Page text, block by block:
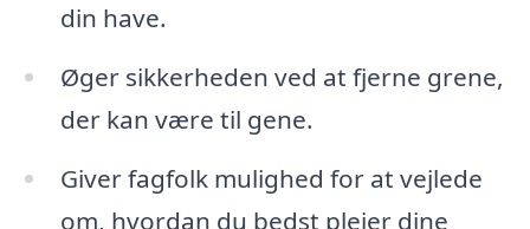
din have.
Øger sikkerheden ved at fjerne grene,
der kan være til gene.
Giver fagfolk mulighed for at vejlede
om, hvordan du bedst plejer dine